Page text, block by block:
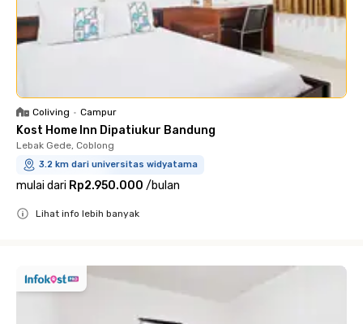
Coliving • Campur
Kost Home Inn Dipatiukur Bandung
Lebak Gede, Coblong
3.2 km dari universitas widyatama
mulai dari Rp2.950.000 /bulan
Lihat info lebih banyak